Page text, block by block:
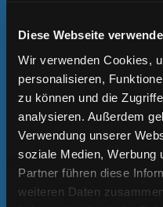
Diese Webseite
Wir verwenden Cookies,
personalisieren,
zu können und die
analysieren. Außerdem
Verwendung unserer
soziale Medien, Werbung
Partner führen diese
weiteren Daten
METALLBOXEN
Die Geschenkbox aus
Schaumstoffeinlage
WEITERLESEN